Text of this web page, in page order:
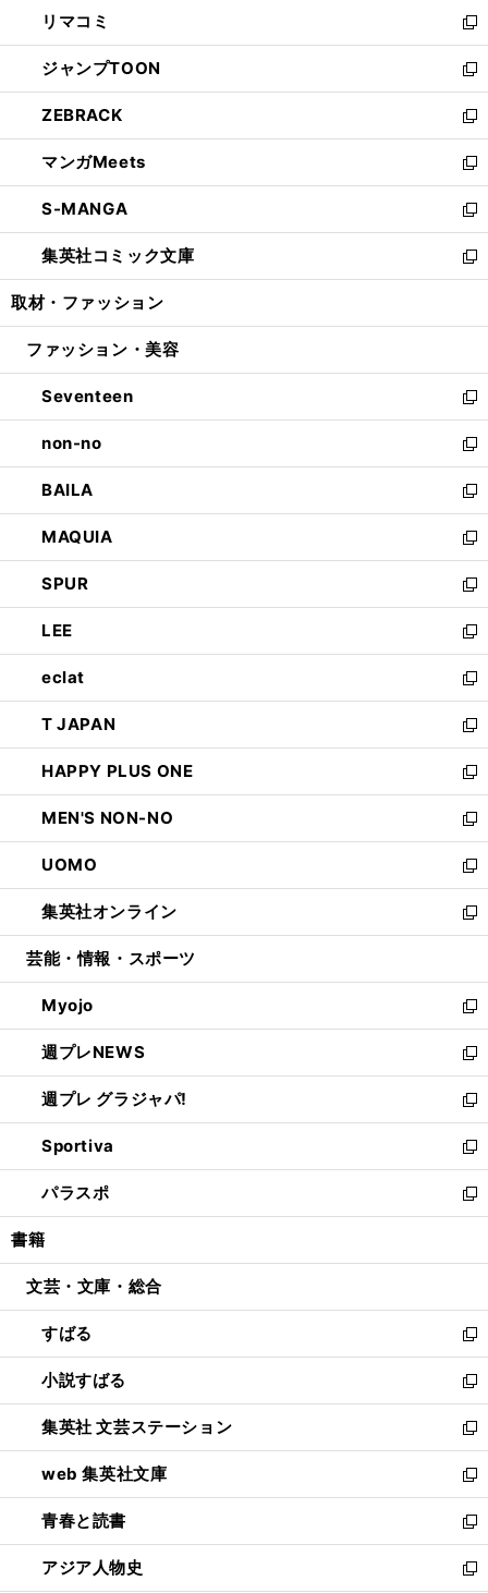
で
開
く
ド
ウ
で
開
く
ィ
ン
ド
ウ
で
開
く
い
ウ
ィ
ン
ド
ウ
で
開
く
リマコミ
新
し
い
ウ
ィ
ン
ド
ウ
で
開
く
ジャンプTOON
新
し
い
ウ
ィ
ン
ド
ウ
で
開
ZEBRACK
新
し
い
ウ
ィ
ン
ド
ウ
開
マンガMeets
新
し
い
ウ
ィ
ン
ウ
開
く
S-MANGA
新
し
い
ウ
ン
ウ
で
開
く
集英社コミック文庫
新
し
ウ
ン
ド
ウ
で
開
く
取材・ファッション
ファッション・美容
Seventeen
新
し
い
ウ
ィ
ン
ド
ウ
で
開
く
non-no
新
し
い
ウ
ィ
ン
ド
ウ
で
開
く
BAILA
新
し
い
ウ
ィ
ン
ド
ウ
で
開
く
MAQUIA
新
し
い
ウ
ィ
ン
ド
ウ
で
開
く
SPUR
新
し
い
ウ
ィ
ン
ド
ウ
で
開
く
LEE
新
し
い
ウ
ィ
ン
ド
ウ
で
開
く
eclat
新
し
い
ウ
ィ
ン
ド
ウ
で
開
く
T JAPAN
新
し
い
ウ
ィ
ン
ド
ウ
で
開
HAPPY PLUS ONE
新
し
い
ウ
ィ
ン
ド
ウ
開
く
MEN'S NON-NO
新
し
い
ウ
ィ
ン
ウ
で
開
く
UOMO
新
し
い
ウ
ン
ド
ウ
で
開
く
集英社オンライン
新
し
ウ
ィ
ン
ド
ウ
で
開
く
芸能・情報・スポーツ
Myojo
新
し
い
ウ
ィ
ン
ド
ウ
で
開
週プレNEWS
新
し
い
ウ
ィ
ン
ド
ウ
開
週プレ グラジャパ!
新
し
い
ウ
ィ
ン
ウ
開
く
Sportiva
新
し
い
ウ
ン
ウ
で
開
く
パラスポ
新
し
ウ
ン
ド
ウ
で
開
く
書籍
文芸・文庫・総合
すばる
新
し
い
ウ
ィ
ン
ド
ウ
で
開
く
小説すばる
新
し
い
ウ
ィ
ン
ド
ウ
で
集英社 文芸ステーション
新
し
い
ウ
ィ
ン
ド
web 集英社文庫
新
し
い
ウ
ィ
青春と読書
新
し
い
アジア人物史
新